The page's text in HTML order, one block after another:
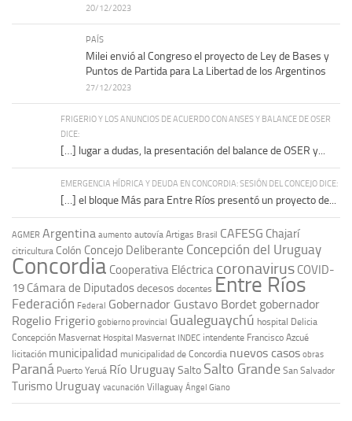
20/12/2023
PAÍS
Milei envió al Congreso el proyecto de Ley de Bases y
Puntos de Partida para La Libertad de los Argentinos
27/12/2023
FRIGERIO Y LOS ANUNCIOS DE ACUERDO CON ANSES Y BALANCE DE OSER
DICE:
[…] lugar a dudas, la presentación del balance de OSER y...
EMERGENCIA HÍDRICA Y DEUDA EN CONCORDIA: SESIÓN DEL CONCEJO DICE:
[…] el bloque Más para Entre Ríos presentó un proyecto de...
AGMER Argentina aumento autovía Artigas Brasil CAFESG Chajarí
citricultura Colón Concejo Deliberante Concepción del Uruguay
Concordia Cooperativa Eléctrica coronavirus COVID-
19 Cámara de Diputadosdecesos docentes Entre Ríos
Federación Federal Gobernador Gustavo Bordet gobernador
Rogelio Frigerio gobierno provincial Gualeguaychú hospital Delicia
Concepción Masvernat Hospital Masvernat INDEC intendente Francisco Azcué
licitación municipalidad municipalidad de Concordia nuevos casos obras
Paraná Puerto Yeruá Río UruguaySalto Salto Grande San Salvador
Turismo Uruguay vacunación Villaguay Ángel Giano